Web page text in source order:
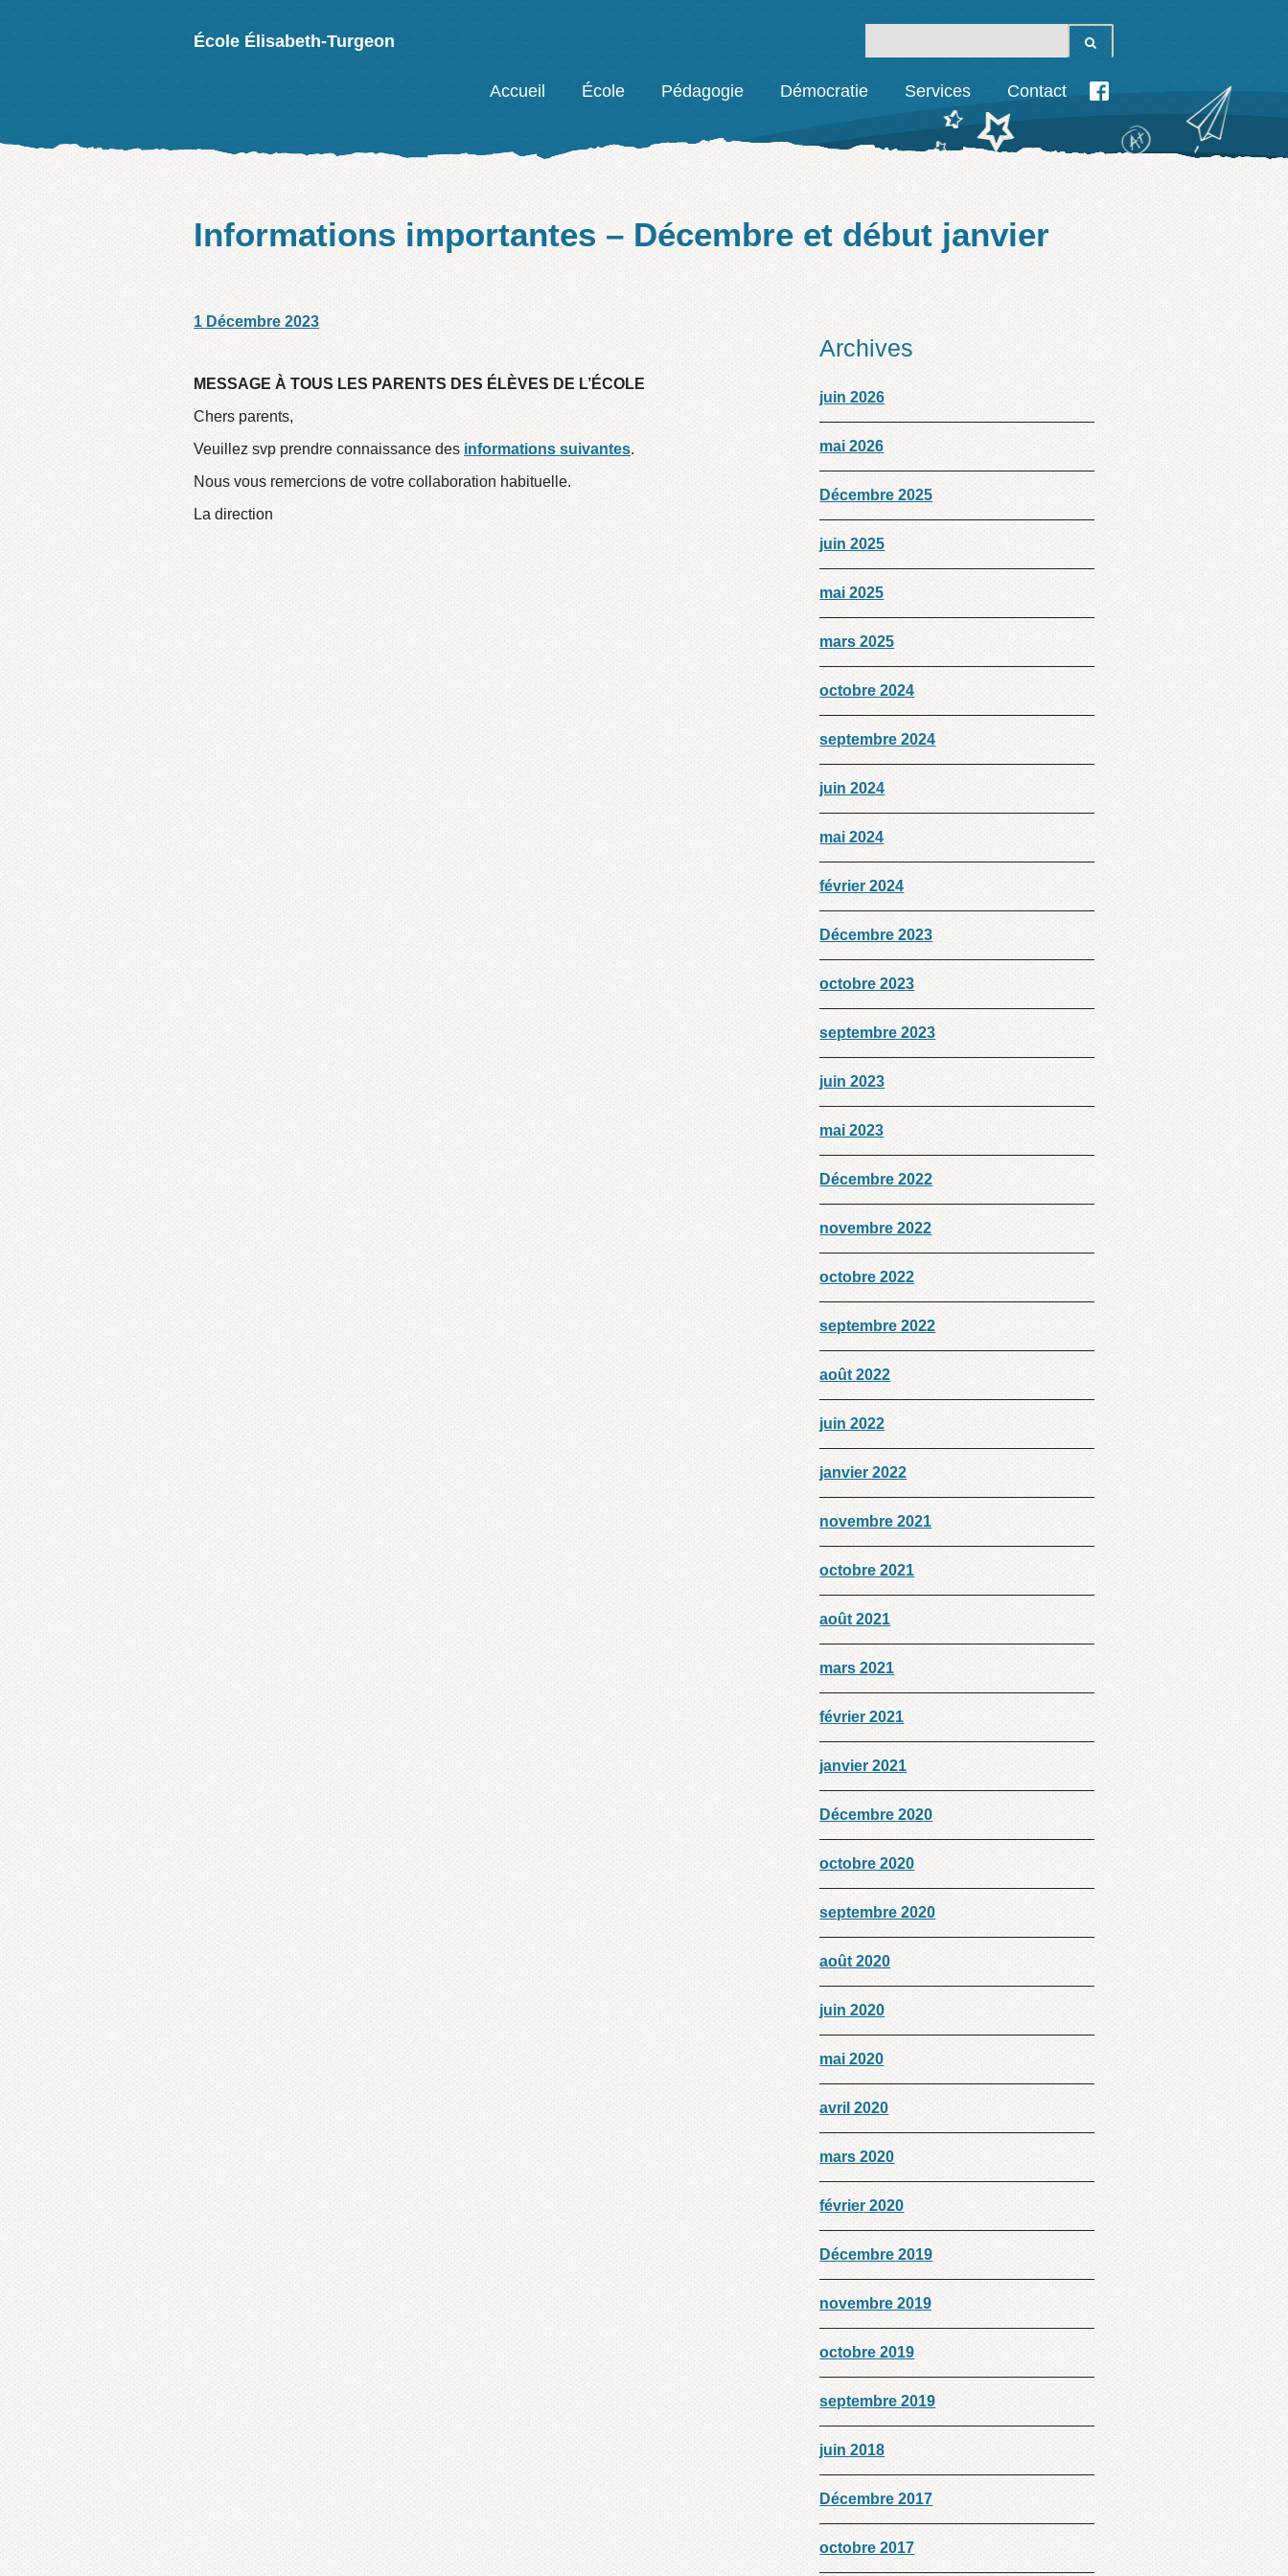
École Élisabeth-Turgeon
Accueil École Pédagogie Démocratie Services Contact
Facebook
Informations importantes – Décembre et début janvier
1 Décembre 2023
MESSAGE À TOUS LES PARENTS DES ÉLÈVES DE L’ÉCOLE
Chers parents,
Veuillez svp prendre connaissance des informations suivantes.
Nous vous remercions de votre collaboration habituelle.
La direction
Archives
juin 2026
mai 2026
Décembre 2025
juin 2025
mai 2025
mars 2025
octobre 2024
septembre 2024
juin 2024
mai 2024
février 2024
Décembre 2023
octobre 2023
septembre 2023
juin 2023
mai 2023
Décembre 2022
novembre 2022
octobre 2022
septembre 2022
août 2022
juin 2022
janvier 2022
novembre 2021
octobre 2021
août 2021
mars 2021
février 2021
janvier 2021
Décembre 2020
octobre 2020
septembre 2020
août 2020
juin 2020
mai 2020
avril 2020
mars 2020
février 2020
Décembre 2019
novembre 2019
octobre 2019
septembre 2019
juin 2018
Décembre 2017
octobre 2017